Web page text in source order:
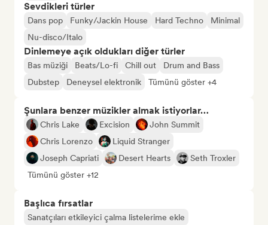
Sevdikleri türler
Dans pop Funky/Jackin House Hard Techno
Minimal
Nu-disco/Italo
Dinlemeye açık oldukları diğer türler
Bas müziği Beats/Lo-fi Chill out
Drum and Bass
Dubstep
Deneysel elektronik Tümünü göster +4
Şunlara benzer müzikler almak istiyorlar…
Chris Lake Excision
John Summit
Chris Lorenzo
Liquid Stranger
Joseph Capriati
Desert Hearts
Seth Troxler
Tümünü göster +12
Başlıca fırsatlar
Sanatçıları etkileyici çalma listelerime ekle